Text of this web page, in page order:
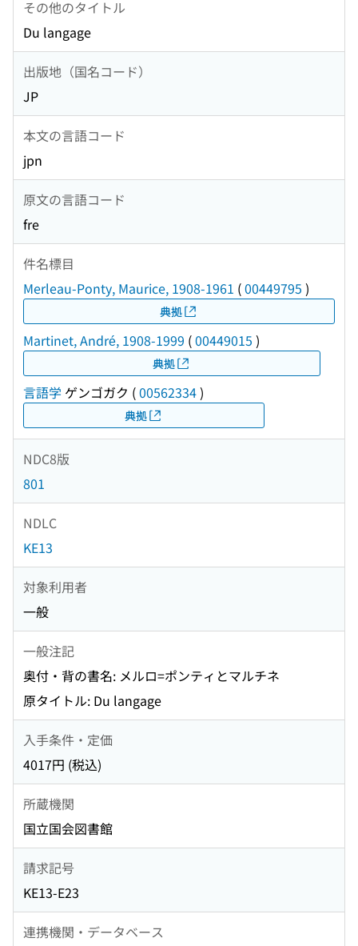
その他のタイトル
Du langage
出版地（国名コード）
JP
本文の言語コード
jpn
原文の言語コード
fre
件名標目
Merleau-Ponty, Maurice, 1908-1961 (00449795 )
典拠
Martinet, André, 1908-1999 (00449015 )
典拠
言語学 ゲンゴガク (00562334)
典拠
NDC8版
801
NDLC
KE13
対象利用者
一般
一般注記
奥付・背の書名: メルロ=ポンティとマルチネ
原タイトル: Du langage
入手条件・定価
4017円 (税込)
所蔵機関
国立国会図書館
請求記号
KE13-E23
連携機関・データベース